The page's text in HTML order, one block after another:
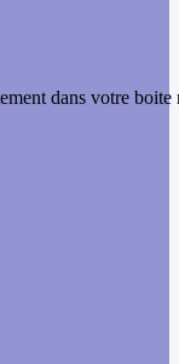
dans votre boite